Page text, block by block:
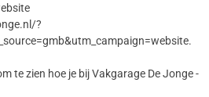
?
te zien hoe je bij Vakgarage De Jonge -